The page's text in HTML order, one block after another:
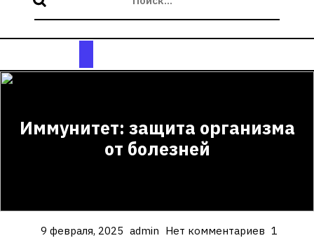
Кнопка
Иммунитет: защита организма
от болезней
9 февраля, 2025 admin Нет комментариев 1